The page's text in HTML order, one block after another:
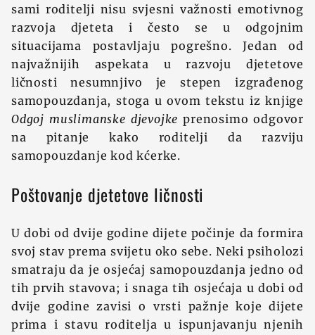
sami roditelji nisu svjesni važnosti emotivnog
razvoja djeteta i često se u odgojnim
situacijama postavljaju pogrešno. Jedan od
najvažnijih aspekata u razvoju djetetove
ličnosti nesumnjivo je stepen izgrađenog
samopouzdanja, stoga u ovom tekstu iz knjige
Odgoj muslimanske djevojke prenosimo odgovor
na pitanje kako roditelji da razviju
samopouzdanje kod kćerke.
Poštovanje djetetove ličnosti
U dobi od dvije godine dijete počinje da formira
svoj stav prema svijetu oko sebe. Neki psiholozi
smatraju da je osjećaj samopouzdanja jedno od
tih prvih stavova; i snaga tih osjećaja u dobi od
dvije godine zavisi o vrsti pažnje koje dijete
prima i stavu roditelja u ispunjavanju njenih